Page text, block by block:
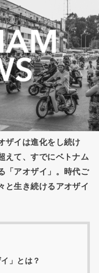
ザイは進化をし続け
えて、すでにベトナム
「アオザイ」。時代ご
と生き続けるアオザイ
」とは？